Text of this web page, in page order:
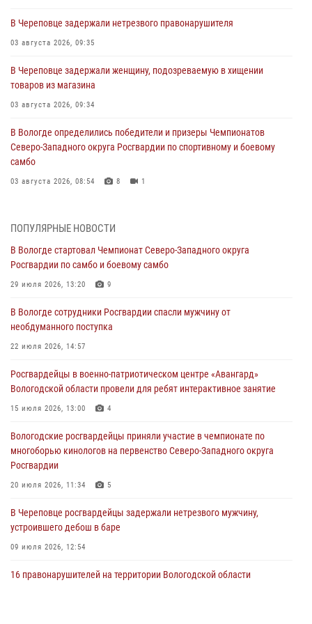
В Череповце задержали нетрезвого правонарушителя
03 августа 2026, 09:35
В Череповце задержали женщину, подозреваемую в хищении
товаров из магазина
03 августа 2026, 09:34
В Вологде определились победители и призеры Чемпионатов
Северо-Западного округа Росгвардии по спортивному и боевому
самбо
03 августа 2026, 08:54 8 1
ОХРАНЫ РОСГВАРДИИ В ВОЛОГОДСКОЙ ОБЛАСТИ ЗАДЕРЖАНО 23
02 августа 2026, 10:37
Росгвардейцы в г. Соколе задержали несовершеннолетнего
31 июля 2026, 06:43
В Вологде стартовал Чемпионат Северо-Западного округа
29 июля 2026, 13:20
В Вологде росгвардейцы задержали мужчину, подозреваемого в
29 июля 2026, 09:08
ПОПУЛЯРНЫЕ НОВОСТИ
В Вологде стартовал Чемпионат Северо-Западного округа
Росгвардии по самбо и боевому самбо
29 июля 2026, 13:20 9
В Вологде сотрудники Росгвардии спасли мужчину от
необдуманного поступка
22 июля 2026, 14:57
Росгвардейцы в военно-патриотическом центре «Авангард»
Вологодской области провели для ребят интерактивное занятие
15 июля 2026, 13:00 4
Вологодские росгвардейцы приняли участие в чемпионате по
многоборью кинологов на первенство Северо-Западного округа
Росгвардии
20 июля 2026, 11:34 5
В Череповце росгвардейцы задержали нетрезвого мужчину,
устроившего дебош в баре
09 июля 2026, 12:54
16 правонарушителей на территории Вологодской области